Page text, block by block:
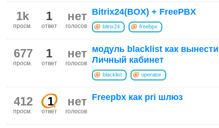
нет
голосов
1
ответ
1k
просм.
Bitrix24(BOX) + FreePBX
bitrix24 freebpx
нет
голосов
1
ответ
677
просм.
модуль blacklist как
Личный кабинет
blacklist operator
нет
голосов
1
ответ
412
просм.
Freepbx как pri шлюз